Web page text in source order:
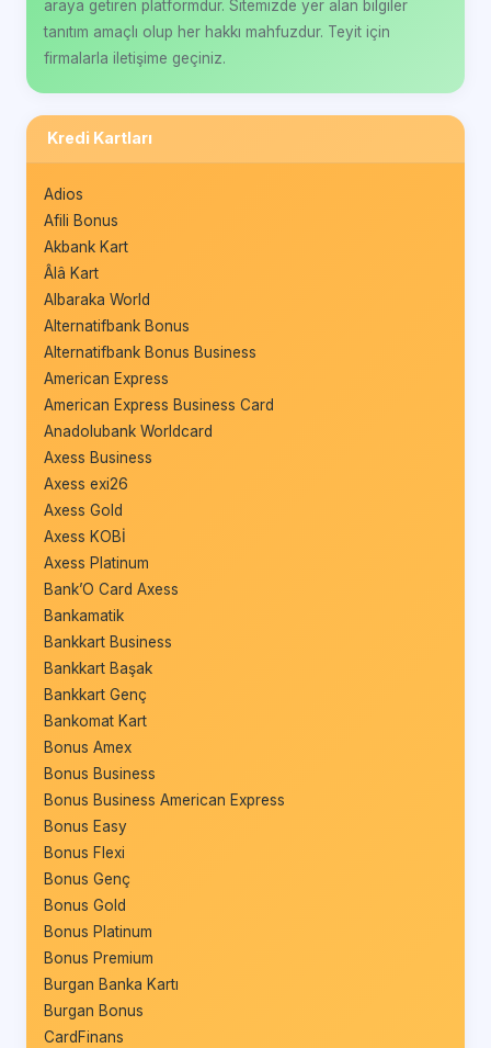
araya getiren platformdur. Sitemizde yer alan bilgiler
tanıtım amaçlı olup her hakkı mahfuzdur. Teyit için
firmalarla iletişime geçiniz.
Kredi Kartları
Adios
Afili Bonus
Akbank Kart
Âlâ Kart
Albaraka World
Alternatifbank Bonus
Alternatifbank Bonus Business
American Express
American Express Business Card
Anadolubank Worldcard
Axess Business
Axess exi26
Axess Gold
Axess KOBİ
Axess Platinum
Bank’O Card Axess
Bankamatik
Bankkart Business
Bankkart Başak
Bankkart Genç
Bankomat Kart
Bonus Amex
Bonus Business
Bonus Business American Express
Bonus Easy
Bonus Flexi
Bonus Genç
Bonus Gold
Bonus Platinum
Bonus Premium
Burgan Banka Kartı
Burgan Bonus
CardFinans